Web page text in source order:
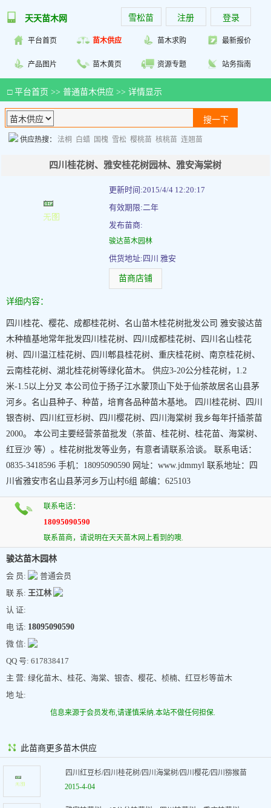
天天苗木网 雪松苗 注册 登录
平台首页 苗木供应 苗木求购 最新报价
产品图片 苗木黄页 资源专题 站务指南
□ 平台首页 >> 普通苗木供应 >> 详情显示
供应热搜： 法桐 白蜡 国槐 雪松 樱桃苗 核桃苗 连翘苗
四川桂花树、雅安桂花树园林、雅安海棠树
更新时间:2015/4/4 12:20:17
有效期限:二年
发布苗商:
骏达苗木园林
供货地址:四川 雅安
苗商店铺
详细内容：
四川桂花、樱花、成都桂花树、名山苗木桂花树批发公司 雅安骏达苗
木种植基地常年批发四川桂花树、四川成都桂花树、四川名山桂花
树、四川温江桂花树、四川郫县桂花树、重庆桂花树、南京桂花树、
云南桂花树、湖北桂花树等绿化苗木。 供应3-20公分桂花树，1.2
米-1.5以上分叉 本公司位于扬子江水蒙顶山下处于仙茶故居名山县茅
河乡。名山县种子、种苗，培育各品种苗木基地。 四川桂花树、四川
银杏树、四川红豆杉树、四川樱花树、四川海棠树 我乡每年扦插茶苗
2000。 本公司主要经营茶苗批发（茶苗、桂花树、桂花苗、海棠树、
红豆沙 等）。桂花树批发等业务，有意者请联系洽谈。 联系电话：
0835-3418596 手机：18095090590 网址：www.jdmmyl 联系地址：四
川省雅安市名山县茅河乡万山村6组 邮编：625103
联系电话：
18095090590
联系苗商，请说明在天天苗木网上看到的噢.
骏达苗木园林
会 员:
普通会员
联 系: 王江林
认 证:
电 话: 18095090590
微 信:
QQ 号: 617838417
主 营: 绿化苗木、桂花、海棠、银杏、樱花、桢楠、红豆杉等苗木
地 址:
信息来源于会员发布,请谨慎采纳.本站不做任何担保.
此苗商更多苗木供应
四川红豆杉/四川桂花树/四川海棠树/四川樱花/四川猕猴苗
2015-4-04